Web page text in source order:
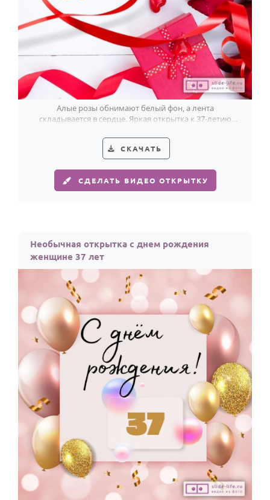
Алые розы обнимают белый фон, а лента
складывается в сердце. Яркая открытка к 37-летию
СКАЧАТЬ
СДЕЛАТЬ ВИДЕО ОТКРЫТКУ
Необычная открытка с днем рождения
женщине 37 лет